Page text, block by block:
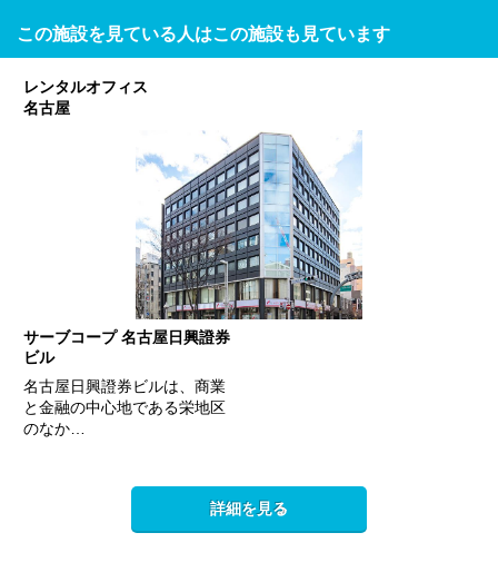
この施設を見ている人はこの施設も見ています
レンタルオフィス
名古屋
サーブコープ 名古屋日興證券
ビル
名古屋日興證券ビルは、商業
と金融の中心地である栄地区
のなか…
詳細を見る